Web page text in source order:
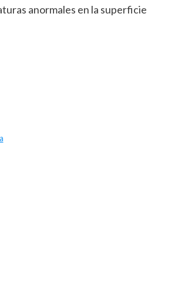
anormales en la superficie